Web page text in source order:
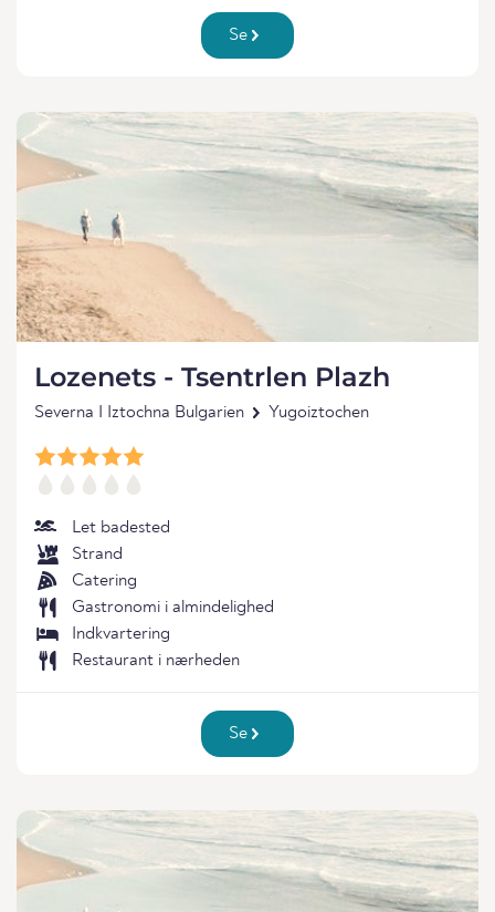
Se
Lozenets - Tsentrlen Plazh
Severna I Iztochna Bulgarien Yugoiztochen
Let badested
Strand
Catering
Gastronomi i almindelighed
Indkvartering
Restaurant i nærheden
Se